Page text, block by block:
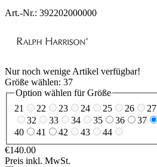
Art.-Nr.: 392202000000
Nur noch wenige Artikel verfügbar!
Größe wählen: 37
Option wählen für Größe
21
22 23 24 25 26 27
32
33 34 35 36 37
40
41 42 43
44
€140.00
Preis inkl. MwSt.